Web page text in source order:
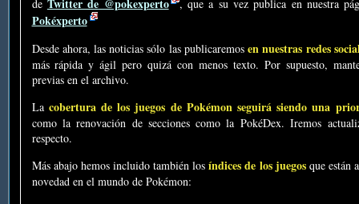
de Twitter de @pokexperto , que a su vez publica en nuestra
Pokéxperto
Desde ahora, las noticias sólo las publicaremosen nuestras redes
más rápida y ágil pero quizá con menos texto. Por supuesto,
previas en el archivo.
La cobertura de los juegos de Pokémon seguirá siendo una
como la renovación de secciones como la PokéDex. Iremos
respecto.
Más abajo hemos incluido también losíndices de los juegosque están
novedad en el mundo de Pokémon: